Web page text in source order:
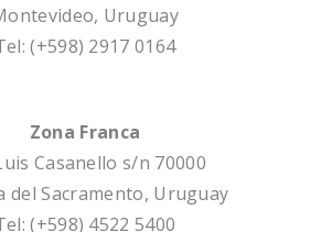
Uruguay
(+598) 2917 0164
Zona Franca
Casanello s/n 70000
del Sacramento, Uruguay
(+598) 4522 5400